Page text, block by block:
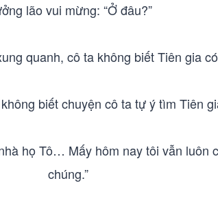
lão vui mừng: “Ở đâu?”
quanh, cô ta không biết Tiên gia
biết chuyện cô ta tự ý tìm Tiên
họ Tô… Mấy hôm nay tôi vẫn luôn
chúng.”